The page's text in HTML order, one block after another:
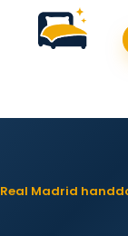
Real Madrid